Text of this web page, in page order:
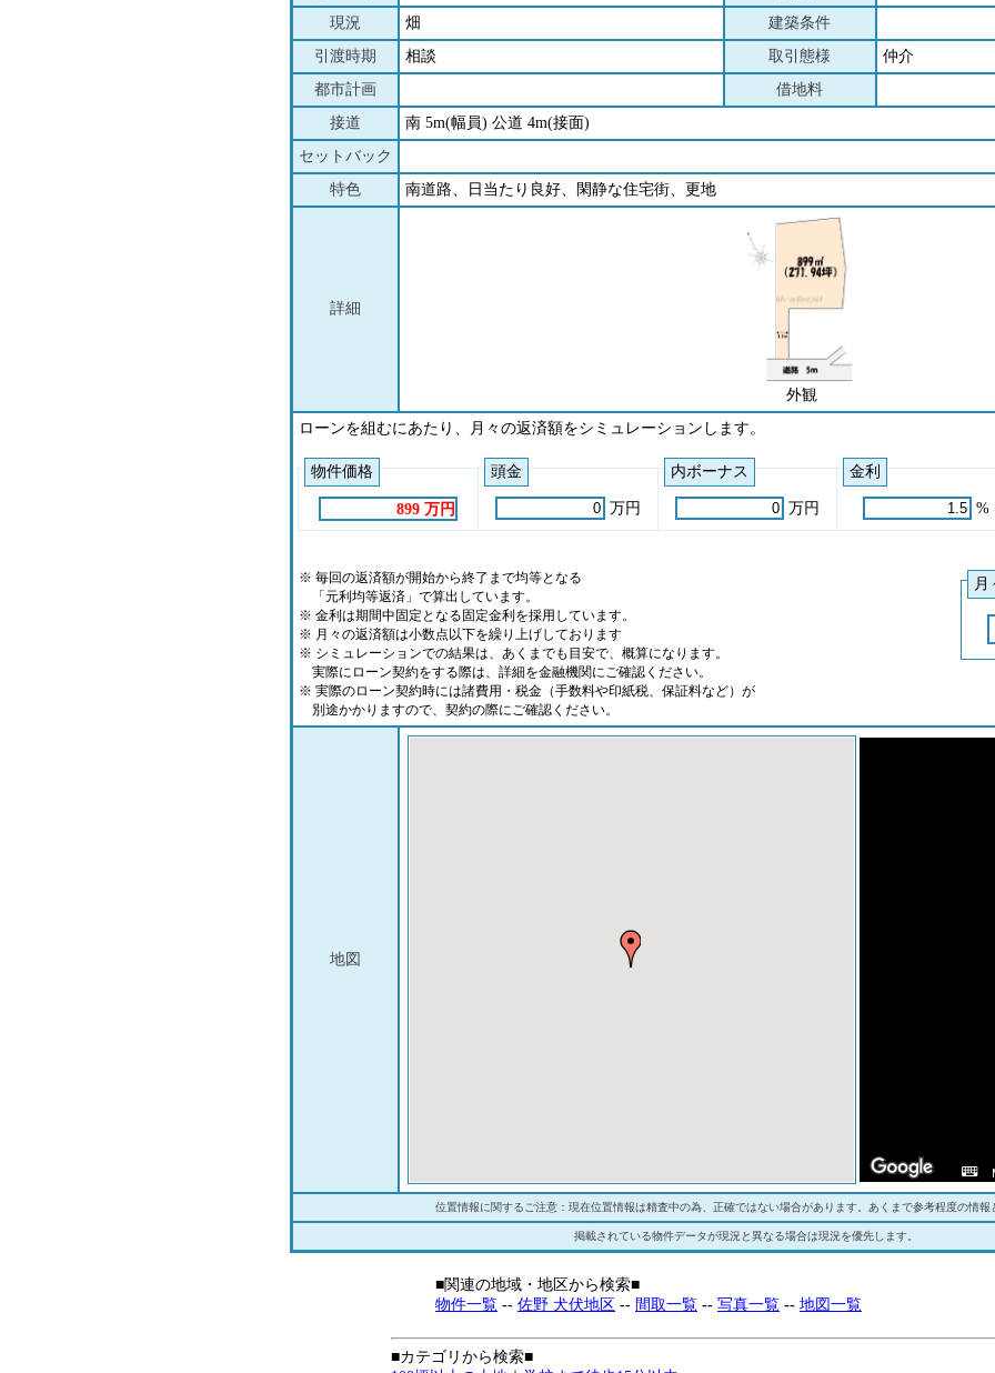
現況
畑
建築条件
引渡時期
相談 取引態様
仲介
都市計画
借地料
接道
南 5m(幅員) 公道 4m(接面)
セットバック
特色
南道路、日当たり良好、閑静な住宅街、更地
詳細
外観
ローンを組むにあたり、月々の返済額をシミュレーションします。
物件価格
899 万円
頭金
万円
内ボーナス
万円
金利
%
※ 毎回の返済額が開始から終了まで均等となる
「元利均等返済」で算出しています。
※ 金利は期間中固定となる固定金利を採用しています。
※ 月々の返済額は小数点以下を繰り上げしております
※ シミュレーションでの結果は、あくまでも目安で、概算になります。
実際にローン契約をする際は、詳細を金融機関にご確認ください。
※ 実際のローン契約時には諸費用・税金（手数料や印紙税、保証料など）が
別途かかりますので、契約の際にご確認ください。
月
地図
位置情報に関するご注意：現在位置情報は精査中の為、正確ではない場合があります。あくまで参考程度の情報
掲載されている物件データが現況と異なる場合は現況を優先します。
■関連の地域・地区から検索■
物件一覧 -- 佐野 犬伏地区 -- 間取一覧 -- 写真一覧 -- 地図一覧
■カテゴリから検索■